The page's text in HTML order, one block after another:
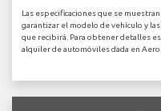
Las especificaciones que se
garantizar el modelo de vehículo y
que recibirá. Para obtener detalles
alquiler de automóviles dada en